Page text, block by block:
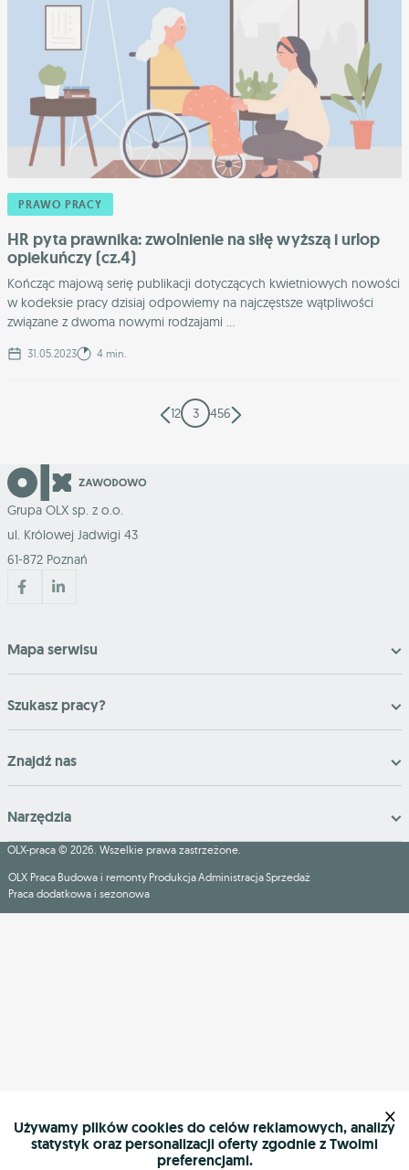
PRAWO PRACY
HR pyta prawnika: zwolnienie na siłę wyższą i urlop
opiekuńczy (cz.4)
Kończąc majową serię publikacji dotyczących kwietniowych nowości
w kodeksie pracy dzisiaj odpowiemy na najczęstsze wątpliwości
związane z dwoma nowymi rodzajami ...
31.05.2023 4 min.
12 3 456
Grupa OLX sp. z o.o.
ul. Królowej Jadwigi 43
61-872 Poznań
Mapa serwisu
Szukasz pracy?
Znajdź nas
Narzędzia
OLX-praca © 2026. Wszelkie prawa zastrzeżone.
OLX Praca Budowa i remonty ProdukcjaAdministracjaSprzedaż
Praca dodatkowa i sezonowa
Używamy plików cookies do celów reklamowych, analizy
statystyk oraz personalizacji oferty zgodnie z Twoimi
preferencjami.
×